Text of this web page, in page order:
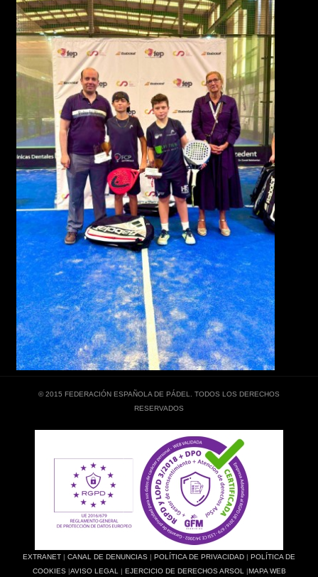
© 2015 FEDERACIÓN ESPAÑOLA DE PÁDEL. TODOS LOS DERECHOS
RESERVADOS
EXTRANET | CANAL DE DENUNCIAS | POLÍTICA DE PRIVACIDAD | POLÍTICA DE
COOKIES|AVISO LEGAL | EJERCICIO DE DERECHOS ARSOL |MAPA WEB